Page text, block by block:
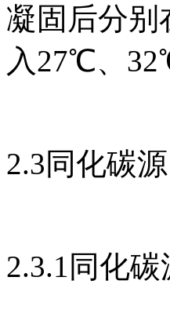
凝固后分别
入27℃、
2.3同化碳
2.3.1同化